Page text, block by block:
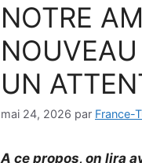
NOTRE
UN
mai 24, 2026 par France-
A ce propos, on lira